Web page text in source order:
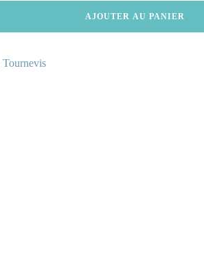
AJOUTER AU PANIER
Tournevis